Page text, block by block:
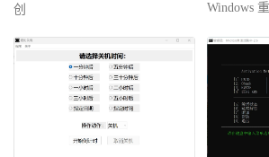
创
Windows